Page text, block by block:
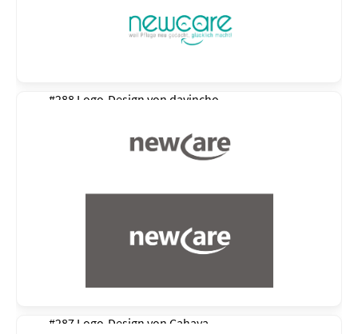
#288 Logo-Design von davincho
#287 Logo-Design von Cahaya